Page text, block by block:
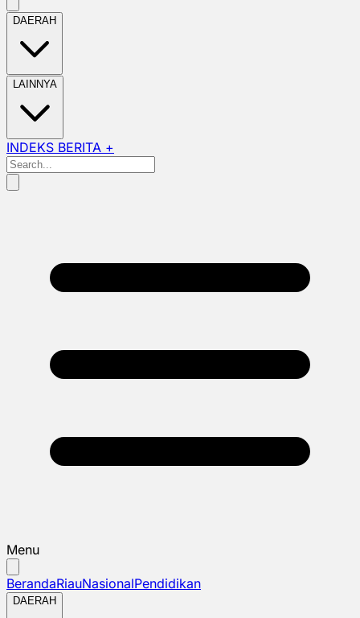
DAERAH
LAINNYA
INDEKS BERITA +
Menu
BerandaRiauNasionalPendidikan
DAERAH